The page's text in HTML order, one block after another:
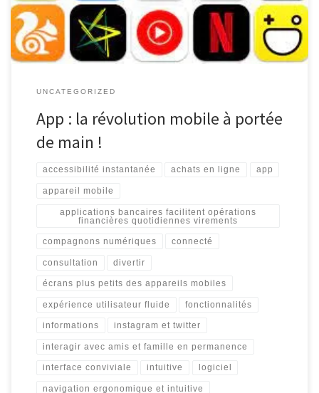
ou simplement se […]
UNCATEGORIZED
App : la révolution mobile à portée
de main !
accessibilité instantanée achats en ligne app
appareil mobile
applications bancaires facilitent opérations
financières quotidiennes virements
compagnons numériques connecté
consultation divertir
écrans plus petits des appareils mobiles
expérience utilisateur fluide fonctionnalités
informations instagram et twitter
interagir avec amis et famille en permanence
interface conviviale intuitive logiciel
navigation ergonomique et intuitive